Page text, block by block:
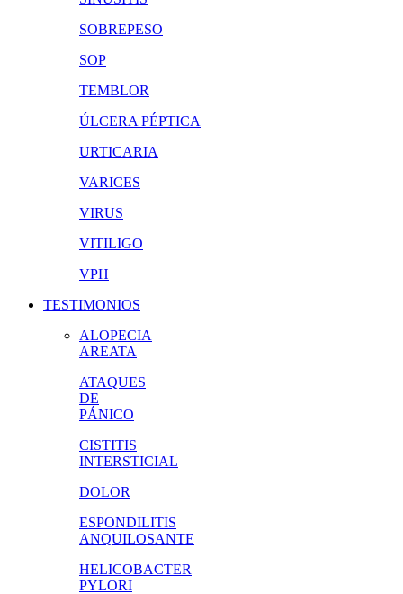
SOBREPESO
SOP
TEMBLOR
ÚLCERA PÉPTICA
URTICARIA
VARICES
VIRUS
VITILIGO
VPH
TESTIMONIOS
ALOPECIA
AREATA
ATAQUES
DE
PÁNICO
CISTITIS
INTERSTICIAL
DOLOR
ESPONDILITIS
ANQUILOSANTE
HELICOBACTER
PYLORI